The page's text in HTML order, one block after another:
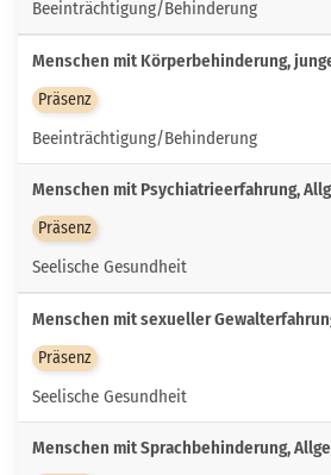
Beeinträchtigung/Behinderung
Menschen mit Körperbehinderung,
Präsenz
Beeinträchtigung/Behinderung
Menschen mit Psychiatrieerfahrung,
Präsenz
Seelische Gesundheit
Menschen mit sexueller
Präsenz
Seelische Gesundheit
Menschen mit Sprachbehinderung,